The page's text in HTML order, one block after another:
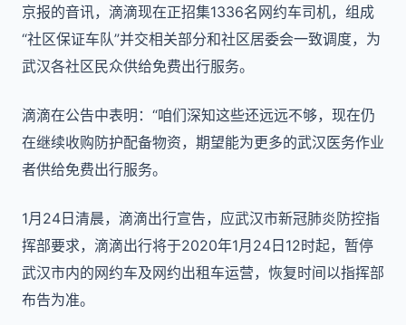
京报的音讯，滴滴现在正招集1336名网约车司机，组成
“社区保证车队”并交相关部分和社区居委会一致调度，为
武汉各社区民众供给免费出行服务。
滴滴在公告中表明：“咱们深知这些还远远不够，现在仍
在继续收购防护配备物资，期望能为更多的武汉医务作业
者供给免费出行服务。
1月24日清晨，滴滴出行宣告，应武汉市新冠肺炎防控指
挥部要求，滴滴出行将于2020年1月24日12时起，暂停
武汉市内的网约车及网约出租车运营，恢复时间以指挥部
布告为准。